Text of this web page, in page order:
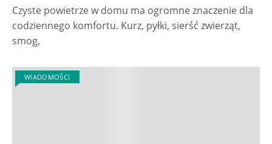
Czyste powietrze w domu ma ogromne znaczenie dla
codziennego komfortu. Kurz, pyłki, sierść zwierząt,
smog,
WIADOMOŚCI